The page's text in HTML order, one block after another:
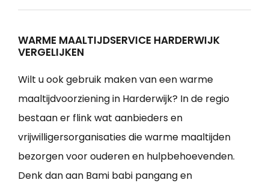
WARME MAALTIJDSERVICE HARDERWIJK
VERGELIJKEN
Wilt u ook gebruik maken van een warme
maaltijdvoorziening in Harderwijk? In de regio
bestaan er flink wat aanbieders en
vrijwilligersorganisaties die warme maaltijden
bezorgen voor ouderen en hulpbehoevenden.
Denk dan aan Bami babi pangang en